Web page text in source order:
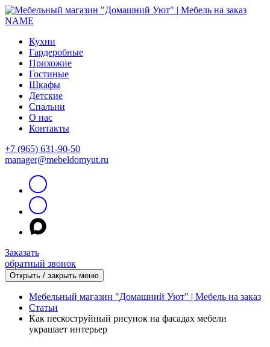
Кухни
Гардеробные
Прихожие
Гостиные
Шкафы
Детские
Спальни
О нас
Контакты
+7 (965) 631-90-50
manager@mebeldomyut.ru
Заказать
обратный звонок
Открыть / закрыть меню
Мебельный магазин "Домашний Уют" | Мебель на заказ
Статьи
Как пескоструйный рисунок на фасадах мебели
украшает интерьер